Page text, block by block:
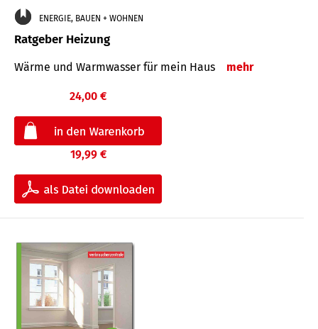
ENERGIE, BAUEN + WOHNEN
Ratgeber Heizung
Wärme und Warmwasser für mein Haus mehr
24,00 €
19,99 €